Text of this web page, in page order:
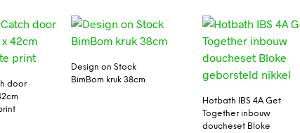
door
Design on Stock
BimBom kruk 38cm
Hotbath IBS 4A Get
Together inbouw
doucheset Bloke